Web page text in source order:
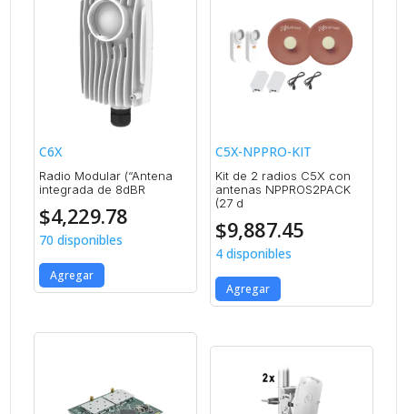
C6X
Radio Modular (“Antena
integrada de 8dBR
$4,229.78
70 disponibles
Agregar
C5X-NPPRO-KIT
Kit de 2 radios C5X con
antenas NPPROS2PACK
(27 d
$9,887.45
4 disponibles
Agregar